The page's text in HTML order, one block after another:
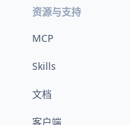
资源与支持
MCP
Skills
文档
客户端